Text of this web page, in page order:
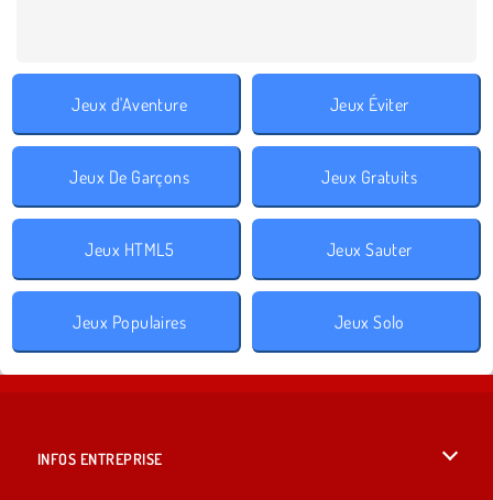
Jeux d'Aventure Jeux Éviter
Jeux De Garçons Jeux Gratuits
Jeux HTML5 Jeux Sauter
Jeux Populaires Jeux Solo
INFOS ENTREPRISE